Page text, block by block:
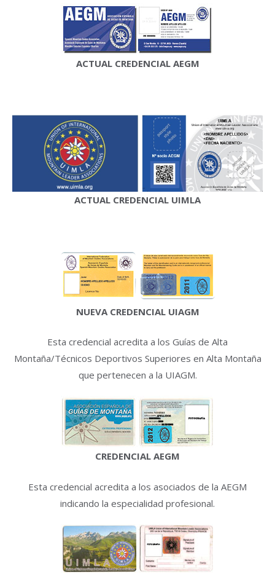
ACTUAL CREDENCIAL AEGM
ACTUAL CREDENCIAL UIMLA
NUEVA CREDENCIAL UIAGM
Esta credencial acredita a los Guías de Alta
Montaña/Técnicos Deportivos Superiores en Alta Montaña
que pertenecen a la UIAGM.
CREDENCIAL AEGM
Esta credencial acredita a los asociados de la AEGM
indicando la especialidad profesional.